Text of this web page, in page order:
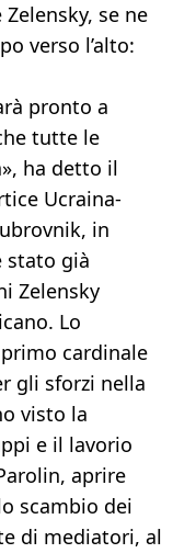
se ne
verso l’alto:
pronto a
tutte le
ha detto il
Ucraina-
in
stato già
Zelensky
Lo
cardinale
gli sforzi nella
visto la
e il lavorio
aprire
scambio dei
di mediatori, al